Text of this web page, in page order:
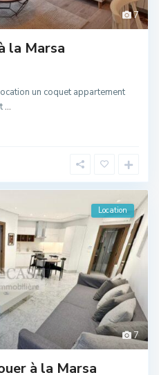
7
la Marsa
un coquet appartement
...
7
Location
à la Marsa